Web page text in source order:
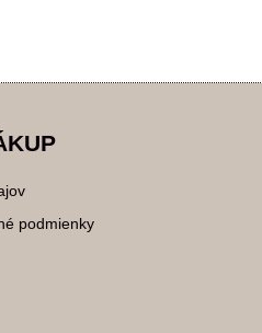
podmienky